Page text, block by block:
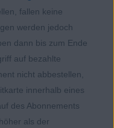
fallen keine
werden jedoch
dann bis zum Ende
auf bezahlte
nicht abbestellen,
innerhalb eines
des Abonnements
als der